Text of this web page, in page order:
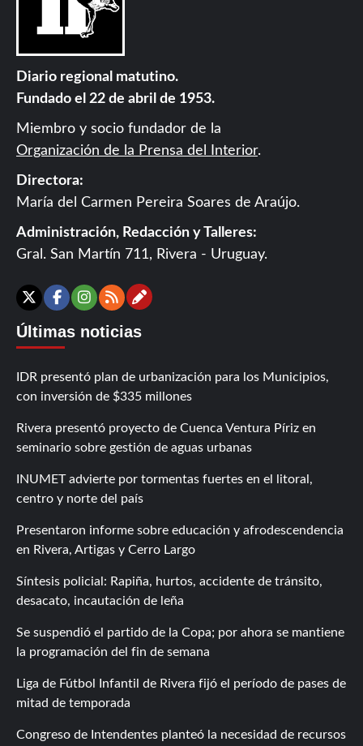
Diario regional matutino.
Fundado el 22 de abril de 1953.
Miembro y socio fundador de la
Organización de la Prensa del Interior.
Directora:
María del Carmen Pereira Soares de Araújo.
Administración, Redacción y Talleres:
Gral. San Martín 711, Rivera - Uruguay.
X Facebook
Instagram
RSSContáctanos
Últimas noticias
IDR presentó plan de urbanización para los Municipios,
con inversión de $335 millones
Rivera presentó proyecto de Cuenca Ventura Píriz en
seminario sobre gestión de aguas urbanas
INUMET advierte por tormentas fuertes en el litoral,
centro y norte del país
Presentaron informe sobre educación y afrodescendencia
en Rivera, Artigas y Cerro Largo
Síntesis policial: Rapiña, hurtos, accidente de tránsito,
desacato, incautación de leña
Se suspendió el partido de la Copa; por ahora se mantiene
la programación del fin de semana
Liga de Fútbol Infantil de Rivera fijó el período de pases de
mitad de temporada
Congreso de Intendentes planteó la necesidad de recursos